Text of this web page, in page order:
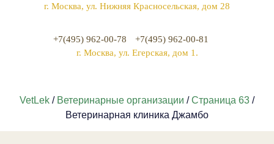
г. Москва, ул. Нижняя Красносельская, дом 28
+7(495) 962-00-78
+7(495) 962-00-81
г. Москва, ул. Егерская, дом 1.
VetLek / Ветеринарные организации /Страница 63 /
Ветеринарная клиника Джамбо